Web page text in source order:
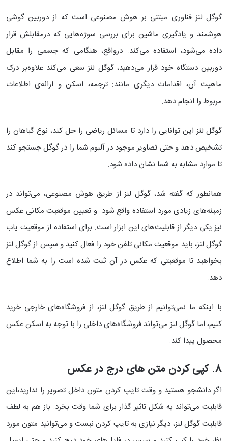
گوگل لنز فناوری‌ مبتنی بر هوش مصنوعی است که از دوربین گوشی
هوشمند و یادگیری ماشین برای بررسی سوژه‌‌هایی که درمقابلش قرار
داده می‌شود، استفاده می‌کند. درواقع، هنگامی که جسمی را مقابل
دوربین دستگاه خود قرار می‌‎دهید، گوگل لنز سعی می‌کند علاوه‌بر درک
ماهیت آن، اقدامات دیگری مانند: ترجمه، اسکن و ارائه‌ی اطلاعات
مربوط را انجام دهد.
گوگل لنز این توانایی را دارد تا مسائل ریاضی را حل کند، نوع گیاهان را
تشخیص دهد و حتی تصاویر موجود در آلبوم شما را در گوگل جستجو کند
تا موارد مشابه به شما نشان داده شود.
همانطور که گفته شد، گوگل لنز از طریق هوش مصنوعی، می‌تواند در
زمینه‌های زیادی مورد استفاده واقع شود و تعیین موقعیت مکانی عکس
نیز یکی دیگر از قابلیت‌های این ابزار است. برای استفاده از موقعیت یاب
گوگل لنز، باید موقعیت مکانی تلفن خود را فعال کنید و سپس از گوگل لنز
بخواهید تا موقعیتی که عکس در آن ثبت شده است را به شما اطلاع
دهد.
با اینکه ما نمی‌‌توانیم از طریق گوگل لنز، از فروشگاه‌های خارجی خرید
کنیم، اما گوگل لنز می‌تواند فروشگاه‌های داخلی را با توجه به اسکن عکس
محصول پیدا کند.
8. کپی کردن متن های درج در عکس
اگر دانشجو هستید و وقت تایپ کردن متون داخل تصویر را ندارید،این
قابلیت می‌تواند به شکل تاثیر گذار برای شما وقت بخرد. باز هم به لطف
قابلیت گوگل لنز، دیگر نیازی به تایپ کردن نیست و می‌توانید متون مورد